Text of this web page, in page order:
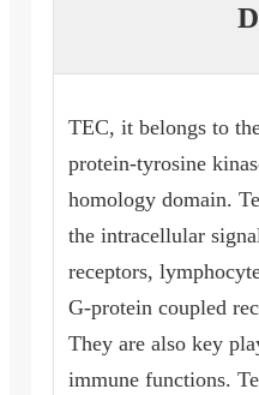
TEC, it belongs to
protein-tyrosine
homology domain.
the intracellular
receptors,
G-protein coupled
They are also key
immune functions.